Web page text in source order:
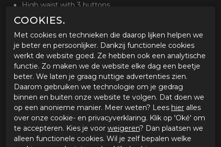
High waist with 3 buttons
{#}{#}
Thick belt loops
{#}{#}
Elastic stretch shirring knee for comfort
{#}{#}
Elastic stretch shirring back panel
{#}{#}
CE approved Level 2 Removable knee protectors
(included)
{#}{#}
YKKÂ® Zipper
{#}{#}
COOKIES.
Met cookies en technieken die daarop lijken helpen we
je beter en persoonlijker. Dankzij functionele cookies
werkt de website goed. Ze hebben ook een analytische
functie. Zo maken we de website elke dag een beetje
beter. We laten je graag nuttige advertenties zien.
Daarom gebruiken we technologie om je gedrag
binnen en buiten onze website te volgen. Dat doen we
op een anonieme manier. Meer weten? Lees hier alles
over onze cookie- en privacyverklaring. Klik op 'Oké' om
te accepteren. Kies je voor weigeren? Dan plaatsen we
alleen functionele cookies. Wil je zelf bepalen welke